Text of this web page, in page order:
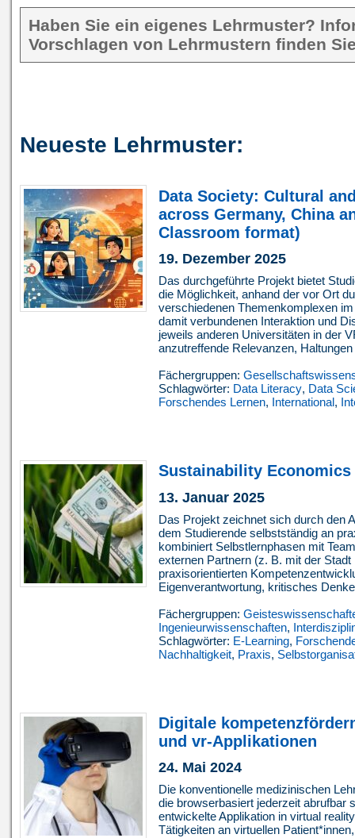
Haben Sie ein eigenes Lehrmuster?
Vorschlagen von Lehrmustern finden
Neueste Lehrmuster:
Data Society: Cultural
across Germany, China
Classroom format)
19. Dezember 2025
Das durchgeführte Projekt bietet
die Möglichkeit, anhand der vor Ort
verschiedenen Themenkomplexen
damit verbundenen Interaktion und
jeweils anderen Universitäten in der
anzutreffende Relevanzen,
Fächergruppen:
Schlagwörter: Data Literacy, Data
Forschendes Lernen, International,
Sustainability
13. Januar 2025
Das Projekt zeichnet sich durch den
dem Studierende selbstständig an
kombiniert Selbstlernphasen mit
externen Partnern (z. B. mit der
praxisorientierten
Eigenverantwortung, kritisches
Fächergruppen:
Ingenieurwissenschaften,
Schlagwörter: E-Learning,
Nachhaltigkeit, Praxis,
Digitale
und vr-Applikationen
24. Mai 2024
Die konventionelle medizinischen
die browserbasiert jederzeit abrufbar
entwickelte Applikation in virtual
Tätigkeiten an virtuellen